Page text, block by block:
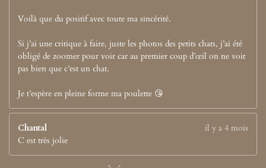
Voilà que du positif avec toute ma sincérité.
Si j’ai une critique à faire, juste les photos des petits chats, j’ai été
obligé de zoomer pour voir car au premier coup d’œil on ne voit
pas bien que c’est un chat.
Je t’espère en pleine forme ma poulette 😘
Chantal
il y a 4 mois
C est très jolie